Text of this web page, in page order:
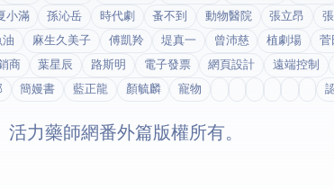
小滿 孫沁岳 時代劇 蚤不到 動物醫院 張立昂
油 麻生久美子 傅凱羚 堤真一 曾沛慈 植劇場 菅
商 葉星辰 路斯明 電子發票 網頁設計 遠端控制
簡嫚書 藍正龍 顏毓麟 寵物
© 2026 活力藥師網番外篇. 版權所有。